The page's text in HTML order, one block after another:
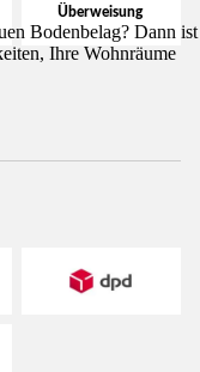
Bodenbelag? Dann ist
Ihre Wohnräume